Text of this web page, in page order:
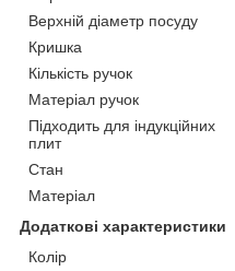
Верхній діаметр посуду
Кришка
Кількість ручок
Матеріал ручок
Підходить для індукційних
плит
Стан
Матеріал
Додаткові характеристики
Колір